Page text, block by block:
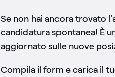
Se non hai ancora trovato
candidatura spontanea! È
aggiornato sulle nuove
Compila il form e carica il